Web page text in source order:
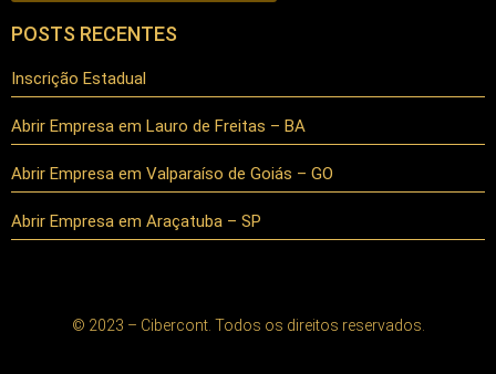
POSTS RECENTES
Inscrição Estadual
Abrir Empresa em Lauro de Freitas – BA
Abrir Empresa em Valparaíso de Goiás – GO
Abrir Empresa em Araçatuba – SP
© 2023 – Cibercont. Todos os direitos reservados.